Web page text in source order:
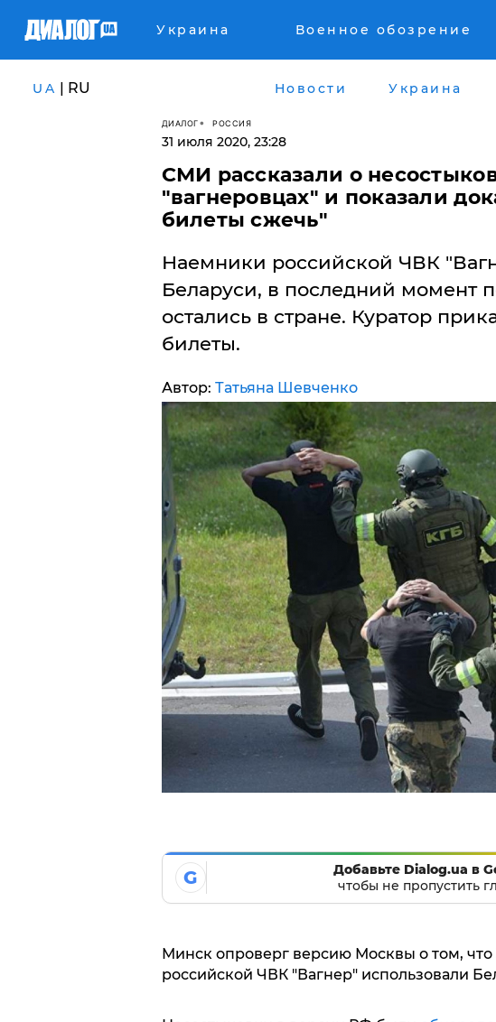
Украина Военное обозрение
UA | RU Новости Украина
ДИАЛОГ РОССИЯ
31 июля 2020, 23:28
СМИ рассказали о
"вагнеровцах" и показали
билеты сжечь"
Наемники российской ЧВК
Беларуси, в последний момент
остались в стране. Куратор
билеты.
Автор: Татьяна Шевченко
G
Добавьте Dialog.ua в
чтобы не пропустить
Минск опроверг версию Москвы о том,
российской ЧВК "Вагнер" использовали